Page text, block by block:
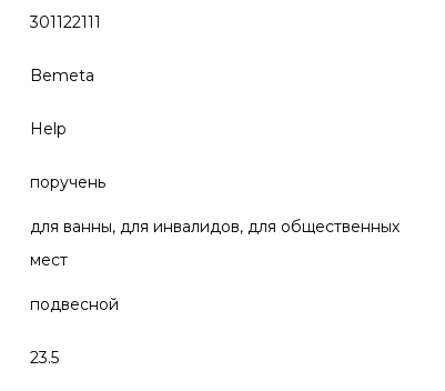
301122111
Bemeta
Help
поручень
для ванны, для инвалидов, для общественных
мест
подвесной
23.5